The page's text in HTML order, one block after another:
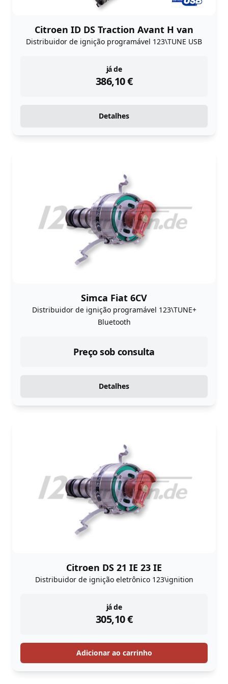
Citroen ID DS Traction Avant H van
Distribuidor de ignição programável 123\TUNE USB
já de
386,10€
instock
Detalhes
Simca Fiat 6CV
Distribuidor de ignição programável 123\TUNE+
Bluetooth
Preço sob consulta
Detalhes
Citroen DS 21 IE 23 IE
Distribuidor de ignição eletrônico 123\ignition
já de
305,10€
instock
Adicionar ao carrinho